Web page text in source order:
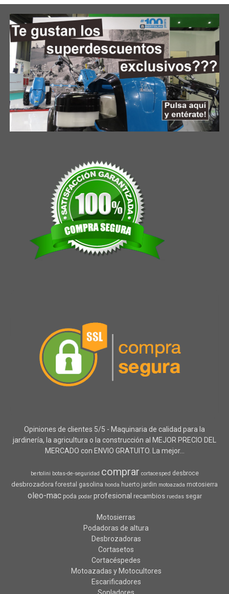
Opiniones de clientes 5/5 - Maquinaria de calidad para la
jardinería, la agricultura o la construcción al MEJOR PRECIO DEL
MERCADO con ENVIO GRATUITO. La mejor...
bertolini botas-de-seguridad comprar cortacesped desbroce
desbrozadora forestal gasolina honda huerto jardin motoazada motosierra
oleo-mac poda podar profesional recambios ruedas segar
Motosierras
Podadoras de altura
Desbrozadoras
Cortasetos
Cortacéspedes
Motoazadas y Motocultores
Escarificadores